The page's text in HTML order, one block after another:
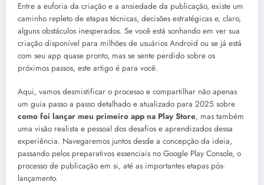
Entre a euforia da criação e a ansiedade da publicação, existe um
caminho repleto de etapas técnicas, decisões estratégicas e, claro,
alguns obstáculos inesperados. Se você está sonhando em ver sua
criação disponível para milhões de usuários Android ou se já está
com seu app quase pronto, mas se sente perdido sobre os
próximos passos, este artigo é para você.
Aqui, vamos desmistificar o processo e compartilhar não apenas
um guia passo a passo detalhado e atualizado para 2025 sobre
como foi lançar meu primeiro app na Play Store, mas também
uma visão realista e pessoal dos desafios e aprendizados dessa
experiência. Navegaremos juntos desde a concepção da ideia,
passando pelos preparativos essenciais no Google Play Console, o
processo de publicação em si, até as importantes etapas pós-
lançamento.